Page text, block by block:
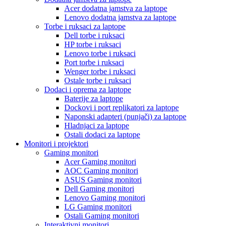
Acer dodatna jamstva za laptope
Lenovo dodatna jamstva za laptope
Torbe i ruksaci za laptope
Dell torbe i ruksaci
HP torbe i ruksaci
Lenovo torbe i ruksaci
Port torbe i ruksaci
Wenger torbe i ruksaci
Ostale torbe i ruksaci
Dodaci i oprema za laptope
Baterije za laptope
Dockovi i port replikatori za laptope
Naponski adapteri (punjači) za laptope
Hladnjaci za laptope
Ostali dodaci za laptope
Monitori i projektori
Gaming monitori
Acer Gaming monitori
AOC Gaming monitori
ASUS Gaming monitori
Dell Gaming monitori
Lenovo Gaming monitori
LG Gaming monitori
Ostali Gaming monitori